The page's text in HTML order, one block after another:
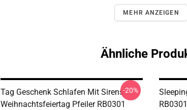
MEHR ANZEIGEN
Ähnliche
Tag Geschenk Schlafen Mit Sirens
Weihnachtsfeiertag Pfeiler RB0301
-20%
RB0301